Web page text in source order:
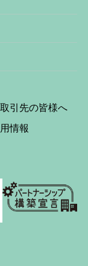
引先の皆様へ
情報